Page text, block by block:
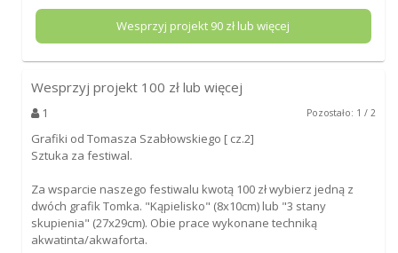
Wesprzyj projekt 90 zł lub więcej
Wesprzyj projekt 100 zł lub więcej
1 Pozostało: 1 / 2
Grafiki od Tomasza Szabłowskiego [ cz.2]
Sztuka za festiwal.
Za wsparcie naszego festiwalu kwotą 100 zł wybierz jedną z
dwóch grafik Tomka. "Kąpielisko" (8x10cm) lub "3 stany
skupienia" (27x29cm). Obie prace wykonane techniką
akwatinta/akwaforta.